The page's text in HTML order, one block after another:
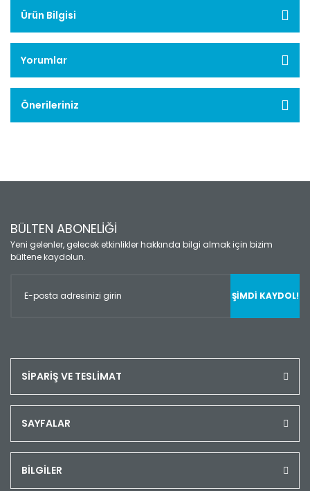
Ürün Bilgisi
Yorumlar
Önerileriniz
BÜLTEN ABONELİĞİ
Yeni gelenler, gelecek etkinlikler hakkında bilgi almak için bizim
bültene kaydolun.
ŞİMDİ KAYDOL!
SİPARİŞ VE TESLİMAT
SAYFALAR
BİLGİLER